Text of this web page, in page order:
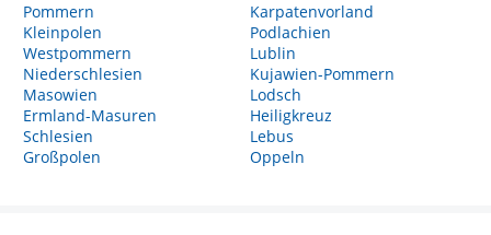
Pommern
Kleinpolen
Westpommern
Niederschlesien
Masowien
Ermland-Masuren
Schlesien
Großpolen
Karpatenvorland
Podlachien
Lublin
Kujawien-Pommern
Lodsch
Heiligkreuz
Lebus
Oppeln